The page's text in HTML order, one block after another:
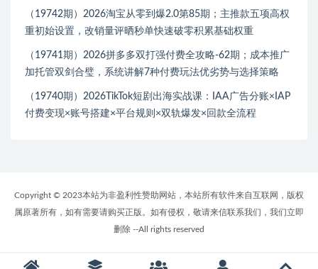
（19742期）2026淘宝从零到爆2.0第85期；主推款五项高权
重初始设置，改销量评晒秒单快速破零积累基础权重
（19741期）2026拼多多双打强付费全攻略-62期；成本推广
加托管双剑合璧，系统讲解7种付费玩法优劣势与选择策略
（19740期）2026TikTok短剧出海实战课：IAA广告分账×IAP
付费变现×账号搭建×平台规则×双轨爆发×回款全流程
Copyright © 2023本站为非盈利性赞助网站，本站所有软件来自互联网，版权
属原著所有，如有需要请购买正版。如有侵权，敬请来信联系我们，我们立即
删除 --All rights reserved